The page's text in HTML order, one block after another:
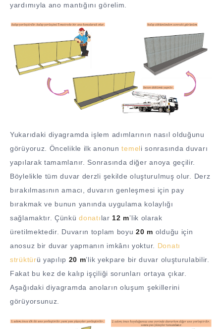
yardımıyla ano mantığını görelim.
Yukarıdaki diyagramda işlem adımlarının nasıl olduğunu
görüyoruz. Öncelikle ilk anonuntemeli sonrasında duvarı
yapılarak tamamlanır. Sonrasında diğer anoya geçilir.
Böylelikle tüm duvar derzli şekilde oluşturulmuş olur. Derz
bırakılmasının amacı, duvarın genleşmesi için pay
bırakmak ve bunun yanında uygulama kolaylığı
sağlamaktır. Çünküdonatılar 12 m’lik olarak
üretilmektedir. Duvarın toplam boyu20 m olduğu için
anosuz bir duvar yapmanın imkânı yoktur. Donatı
strüktürü yapılıp 20 m’lik yekpare bir duvar oluşturulabilir.
Fakat bu kez de kalıp işçiliği sorunları ortaya çıkar.
Aşağıdaki diyagramda anoların oluşum şekillerini
görüyorsunuz.